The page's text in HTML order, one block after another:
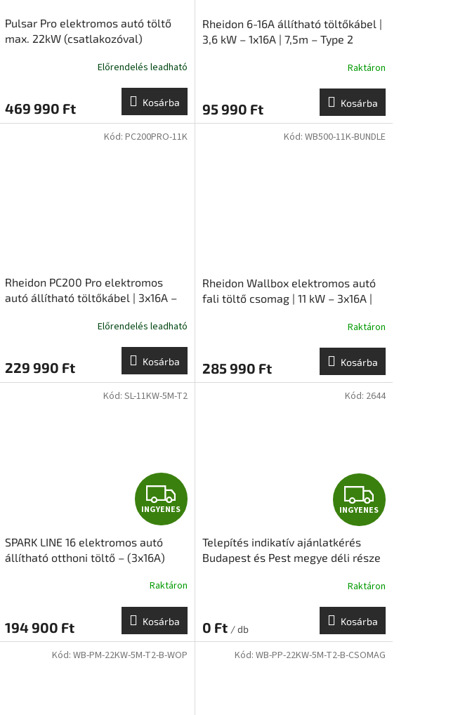
Pulsar Pro elektromos autó töltő
max. 22kW (csatlakozóval)
Előrendelés leadható
469 990 Ft Kosárba
Rheidon 6-16A állítható töltőkábel |
3,6 kW – 1x16A | 7,5m – Type 2
Raktáron
95 990 Ft Kosárba
Rheidon PC200 Pro elektromos
autó állítható töltőkábel | 3x16A –
Előrendelés leadható
229 990 Ft Kosárba
Kód: PC200PRO-11K
Rheidon Wallbox elektromos autó
fali töltő csomag | 11 kW – 3x16A |
Raktáron
285 990 Ft Kosárba
Kód: WB500-11K-BUNDLE
I
N
Y
E
N
INGYENES
SPARK LINE 16 elektromos autó
állítható otthoni töltő – (3x16A)
Raktáron
194 900 Ft Kosárba
Kód: SL-11KW-5M-T2
I
N
G
Y
E
N
INGYENES
Telepítés indikatív ajánlatkérés
Budapest és Pest megye déli része
Raktáron
0 Ft / db
Kosárba
Kód: 2644
Kód: WB-PM-22KW-5M-T2-B-WOP Kód: WB-PP-22KW-5M-T2-B-CSOMAG